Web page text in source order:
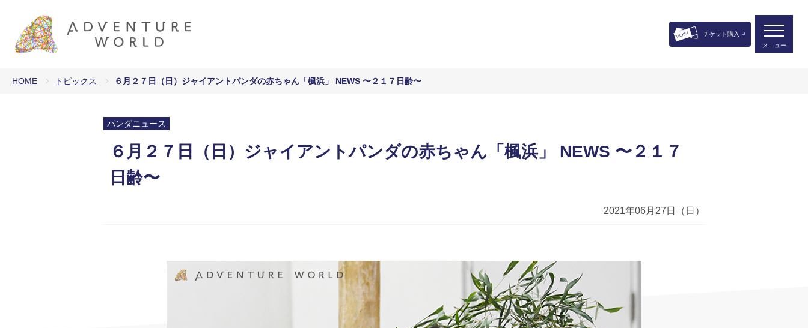
チケット購入
メニュー
HOME トピックス ６月２７日（日）ジャイアントパンダの赤ちゃん「楓浜」 NEWS 〜２１７日齢〜
パンダニュース
６月２７日（日）ジャイアントパンダの赤ちゃん「楓浜」 NEWS 〜２１７
日齢〜
2021年06月27日（日）